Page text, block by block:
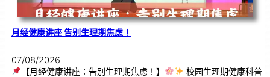
月经健康讲座 告别生理期焦虑！
07/08/2026
【月经健康讲座：告别生理期焦虑！】
校园生理期健康科普